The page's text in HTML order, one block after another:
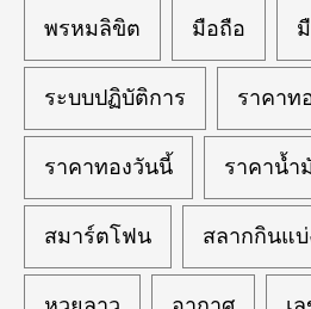
พรหมลิขิต มือถือ
ระบบปฏิบัติการ ราคาท
ราคาทองวันนี้ ราคาน้ำ
สมาร์ตโฟน สลากกินแบ่